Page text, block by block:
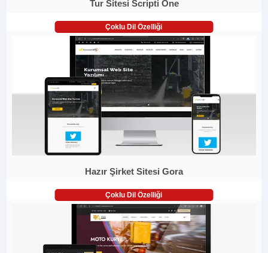
Tur Sitesi Scripti One
Çoklu Dil Özelliği
Hazır Şirket Sitesi Gora
Çoklu Dil Özelliği